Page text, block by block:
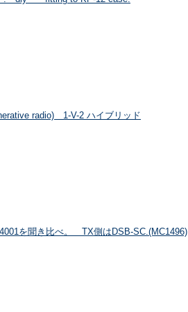
radio) 1-V-2 ハイブリッド
を聞き比べ。 TX側はDSB-SC.(MC1496)